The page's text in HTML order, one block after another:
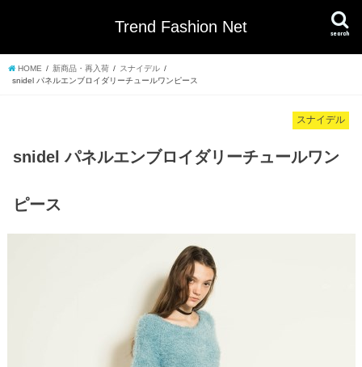
Trend Fashion Net search
HOME 新商品・再入荷
スナイデル
snidel パネルエンブロイダリーチュールワンピース
スナイデル
snidel パネルエンブロイダリーチュールワン
ピース